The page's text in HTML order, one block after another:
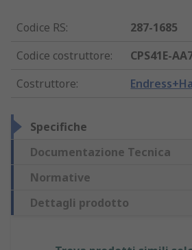
Codice RS:
287-1685
Codice costruttore:
CPS41E-
Costruttore:
Specifiche
Documentazione Tecnica
Normative
Dettagli prodotto